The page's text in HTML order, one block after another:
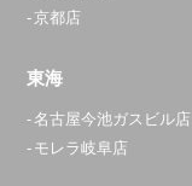
京都店
東海
名古屋今池ガスビル店
モレラ岐阜店